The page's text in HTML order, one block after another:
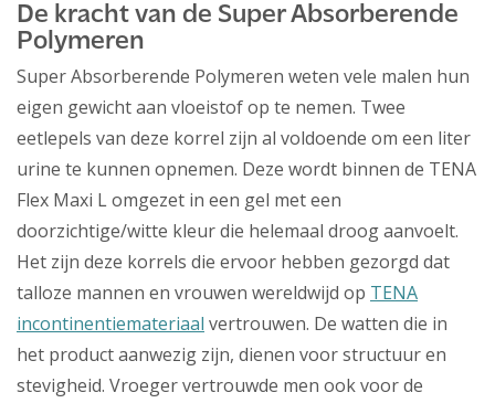
De kracht van de Super Absorberende
Polymeren
Super Absorberende Polymeren weten vele malen hun
eigen gewicht aan vloeistof op te nemen. Twee
eetlepels van deze korrel zijn al voldoende om een liter
urine te kunnen opnemen. Deze wordt binnen de TENA
Flex Maxi L omgezet in een gel met een
doorzichtige/witte kleur die helemaal droog aanvoelt.
Het zijn deze korrels die ervoor hebben gezorgd dat
talloze mannen en vrouwen wereldwijd op TENA
incontinentiemateriaal vertrouwen. De watten die in
het product aanwezig zijn, dienen voor structuur en
stevigheid. Vroeger vertrouwde men ook voor de